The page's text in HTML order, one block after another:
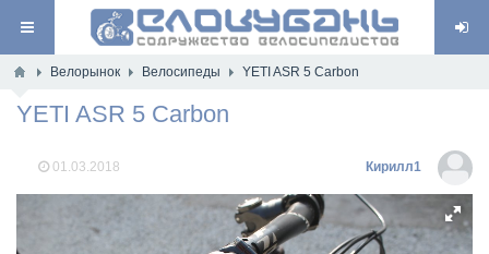
Велорынок Велосипеды YETI ASR 5 Carbon
YETI ASR 5 Carbon
01.03.2018 Кирилл1